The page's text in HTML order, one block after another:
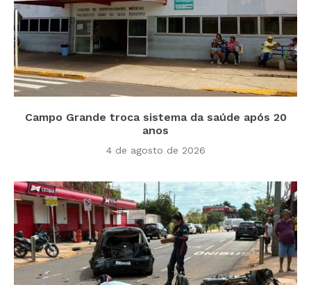
Campo Grande troca sistema da saúde após 20
anos
4 de agosto de 2026